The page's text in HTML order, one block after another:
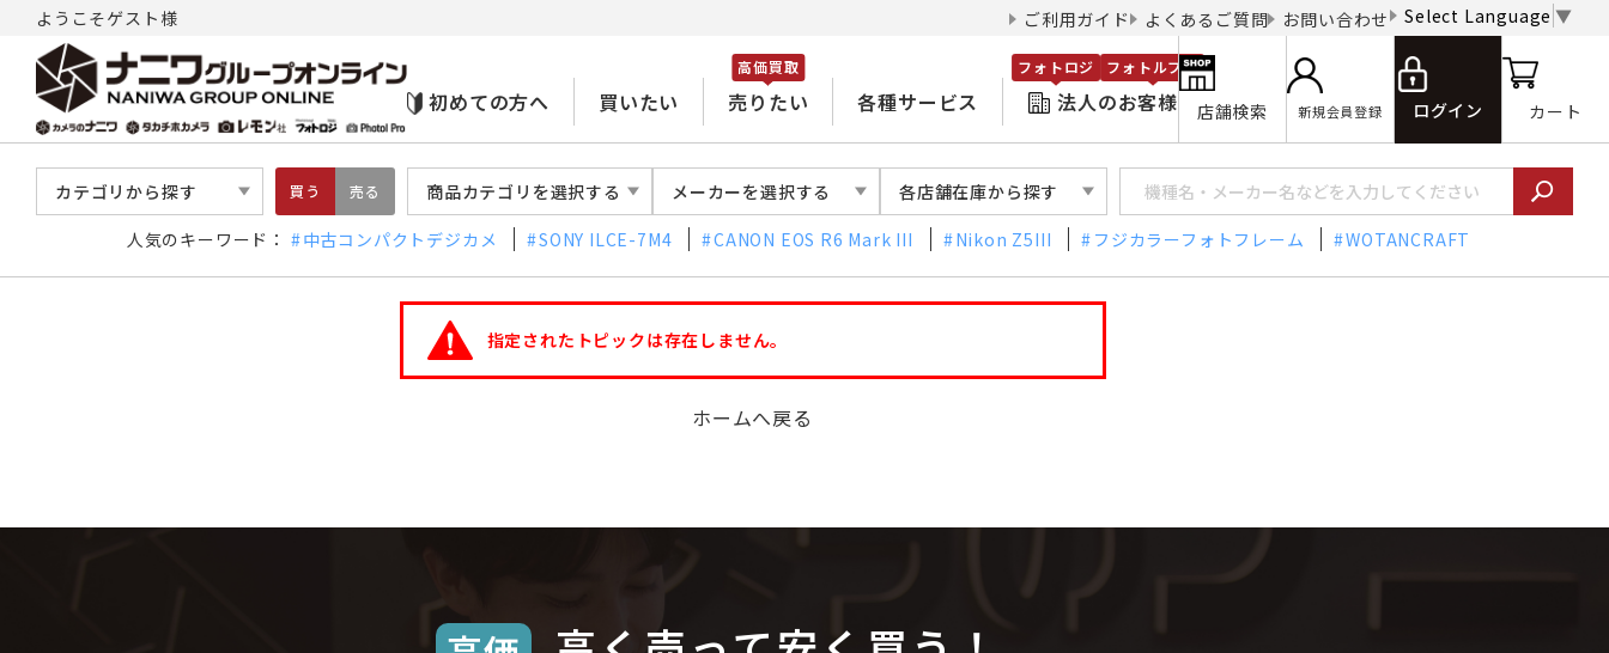
ようこそゲスト様 ご利用ガイド よくあるご質問 お問い合わせ Select Language ▼
初めての方へ 買いたい 売りたい
高価買取
各種サービス 法人のお客様
フォトロジ フォトルプロ
店舗検索 新規会員登録 ログイン カート
カテゴリから探す 買う 売る 商品カテゴリを選択する メーカーを選択する 各店舗在庫から探す
人気のキーワード： 中古コンパクトデジカメ SONY ILCE-7M4 CANON EOS R6 Mark III Nikon Z5III フジカラーフォトフレーム WOTANCRAFT
指定されたトピックは存在しません。
ホームへ戻る